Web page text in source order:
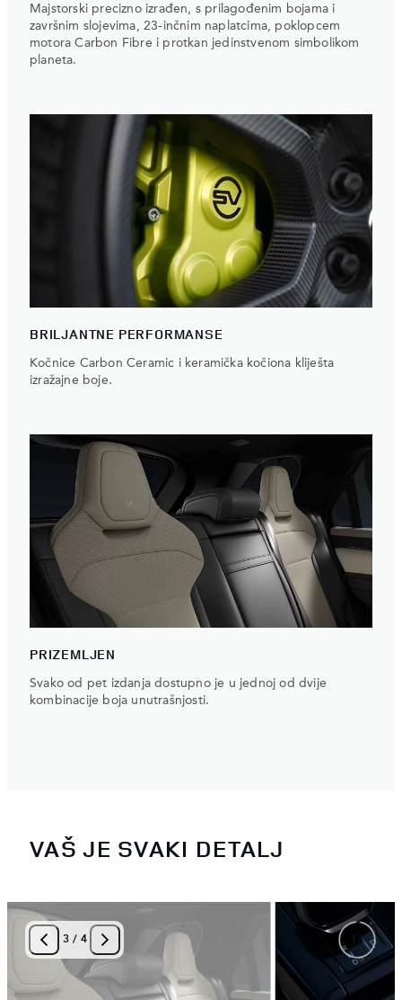
Majstorski precizno izrađen, s prilagođenim bojama i
završnim slojevima, 23-inčnim naplatcima, poklopcem
motora Carbon Fibre i protkan jedinstvenom simbolikom
planeta.
BRILJANTNE PERFORMANSE
Kočnice Carbon Ceramic i keramička kočiona kliješta
izražajne boje.
PRIZEMLJEN
Svako od pet izdanja dostupno je u jednoj od dvije
kombinacije boja unutrašnjosti.
VAŠ JE SVAKI DETALJ
3/ 4